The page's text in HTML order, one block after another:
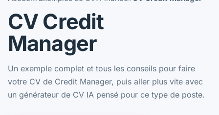
CV Credit
Manager
Un exemple complet et tous les conseils pour faire
votre CV de Credit Manager, puis aller plus vite avec
un générateur de CV IA pensé pour ce type de poste.